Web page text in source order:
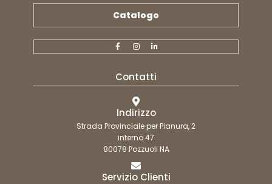
Catalogo
Contatti
Indirizzo
Strada Provinciale per Pianura, 2
interno 47
80078 Pozzuoli NA
Servizio Clienti